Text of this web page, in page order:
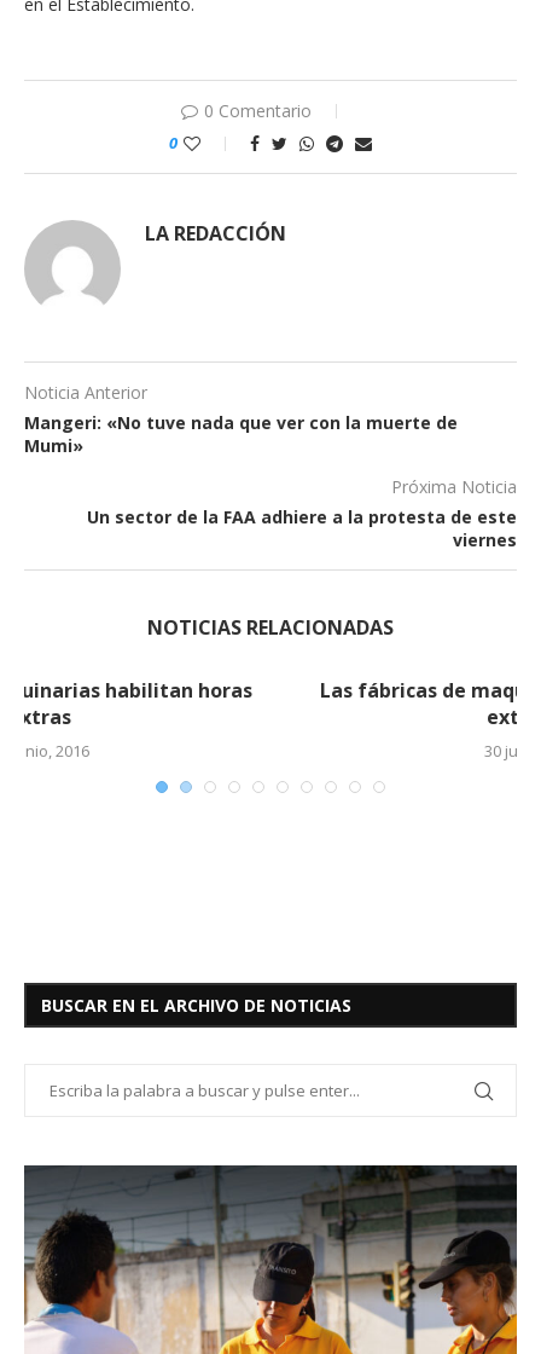
0 Comentario
0
LA REDACCIÓN
Noticia Anterior
Mangeri: «No tuve nada que ver con la muerte de
Mumi»
Próxima Noticia
Un sector de la FAA adhiere a la protesta de este
viernes
NOTICIAS RELACIONADAS
Las fábricas de maquinarias habilitan horas
BUSCAR EN EL ARCHIVO DE NOTICIAS